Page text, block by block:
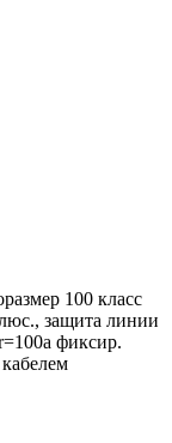
100 класс
защита линии
фиксир.